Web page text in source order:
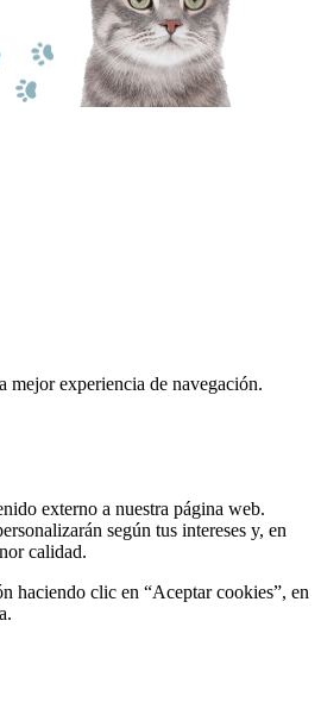
mejor experiencia de navegación.
externo a nuestra página web.
según tus intereses y, en
calidad.
haciendo clic en “Aceptar cookies”, en